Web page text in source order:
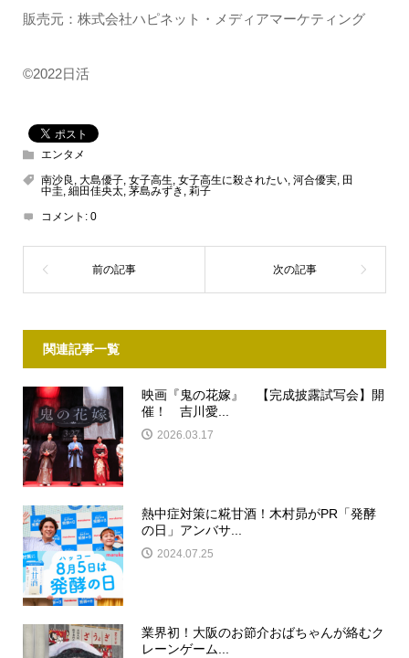
販売元：株式会社ハピネット・メディアマーケティング
©2022日活
エンタメ
南沙良 , 大島優子, 女子高生, 女子高生に殺されたい, 河合優実, 田
中圭, 細田佳央太, 茅島みずき , 莉子
コメント: 0
関連記事一覧
映画『鬼の花嫁』 【完成披露試写会】開
催！ 吉川愛...
2026.03.17
熱中症対策に糀甘酒！木村昴がPR「発酵
の日」アンバサ...
2024.07.25
業界初！大阪のお節介おばちゃんが絡むク
レーンゲーム...